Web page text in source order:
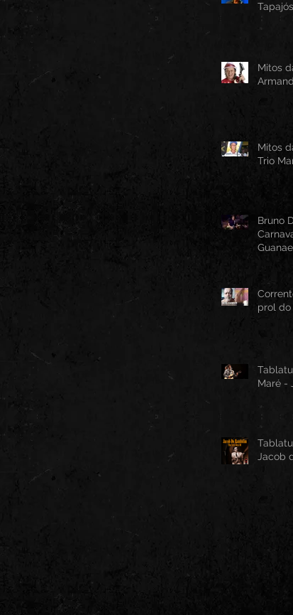
Tapajós
Mitos
Mitos
Trio
Bruno
prol do
Maré -
Jacob